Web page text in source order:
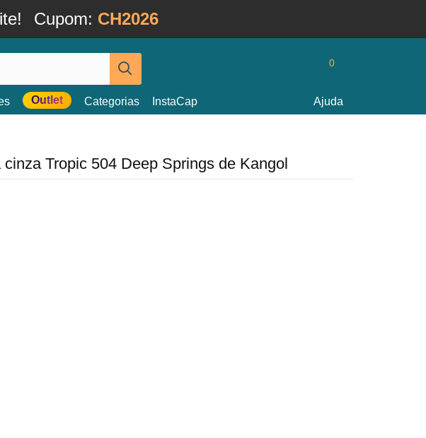
Cupom: CH2026
0
Outlet Categorias InstaCap Ajuda
cinza Tropic 504 Deep Springs de Kangol